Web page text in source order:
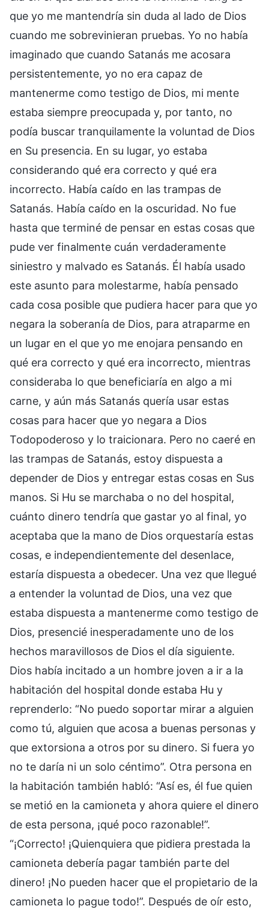
que yo me mantendría sin duda al lado de Dios
cuando me sobrevinieran pruebas. Yo no había
imaginado que cuando Satanás me acosara
persistentemente, yo no era capaz de
mantenerme como testigo de Dios, mi mente
estaba siempre preocupada y, por tanto, no
podía buscar tranquilamente la voluntad de Dios
en Su presencia. En su lugar, yo estaba
considerando qué era correcto y qué era
incorrecto. Había caído en las trampas de
Satanás. Había caído en la oscuridad. No fue
hasta que terminé de pensar en estas cosas que
pude ver finalmente cuán verdaderamente
siniestro y malvado es Satanás. Él había usado
este asunto para molestarme, había pensado
cada cosa posible que pudiera hacer para que yo
negara la soberanía de Dios, para atraparme en
un lugar en el que yo me enojara pensando en
qué era correcto y qué era incorrecto, mientras
consideraba lo que beneficiaría en algo a mi
carne, y aún más Satanás quería usar estas
cosas para hacer que yo negara a Dios
Todopoderoso y lo traicionara. Pero no caeré en
las trampas de Satanás, estoy dispuesta a
depender de Dios y entregar estas cosas en Sus
manos. Si Hu se marchaba o no del hospital,
cuánto dinero tendría que gastar yo al final, yo
aceptaba que la mano de Dios orquestaría estas
cosas, e independientemente del desenlace,
estaría dispuesta a obedecer. Una vez que llegué
a entender la voluntad de Dios, una vez que
estaba dispuesta a mantenerme como testigo de
Dios, presencié inesperadamente uno de los
hechos maravillosos de Dios el día siguiente.
Dios había incitado a un hombre joven a ir a la
habitación del hospital donde estaba Hu y
reprenderlo: “No puedo soportar mirar a alguien
como tú, alguien que acosa a buenas personas y
que extorsiona a otros por su dinero. Si fuera yo
no te daría ni un solo céntimo”. Otra persona en
la habitación también habló: “Así es, él fue quien
se metió en la camioneta y ahora quiere el dinero
de esta persona, ¡qué poco razonable!”.
“¡Correcto! ¡Quienquiera que pidiera prestada la
camioneta debería pagar también parte del
dinero! ¡No pueden hacer que el propietario de la
camioneta lo pague todo!”. Después de oír esto,